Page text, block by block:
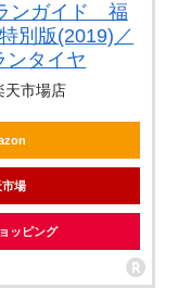
ンガイド 福
別版(2019)／
ンタイヤ
天市場店
場
ッピング